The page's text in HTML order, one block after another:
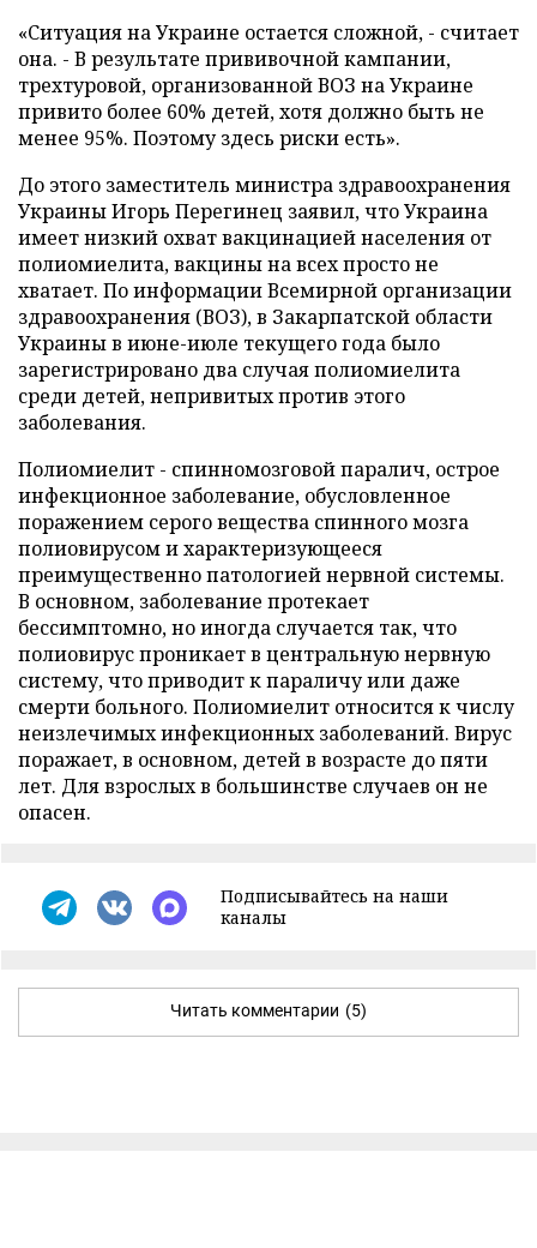
«Ситуация на Украине остается сложной, - считает
она. - В результате прививочной кампании,
трехтуровой, организованной ВОЗ на Украине
привито более 60% детей, хотя должно быть не
менее 95%. Поэтому здесь риски есть».
До этого заместитель министра здравоохранения
Украины Игорь Перегинец заявил, что Украина
имеет низкий охват вакцинацией населения от
полиомиелита, вакцины на всех просто не
хватает. По информации Всемирной организации
здравоохранения (ВОЗ), в Закарпатской области
Украины в июне-июле текущего года было
зарегистрировано два случая полиомиелита
среди детей, непривитых против этого
заболевания.
Полиомиелит - спинномозговой паралич, острое
инфекционное заболевание, обусловленное
поражением серого вещества спинного мозга
полиовирусом и характеризующееся
преимущественно патологией нервной системы.
В основном, заболевание протекает
бессимптомно, но иногда случается так, что
полиовирус проникает в центральную нервную
систему, что приводит к параличу или даже
смерти больного. Полиомиелит относится к числу
неизлечимых инфекционных заболеваний. Вирус
поражает, в основном, детей в возрасте до пяти
лет. Для взрослых в большинстве случаев он не
опасен.
Подписывайтесь на наши
каналы
Читать комментарии (5)